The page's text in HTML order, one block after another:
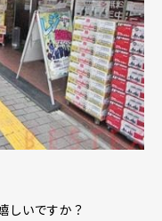
しいですか？